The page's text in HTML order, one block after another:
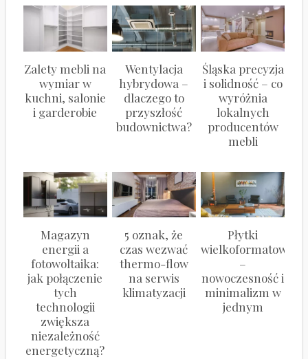
Zalety mebli na
wymiar w
kuchni, salonie
i garderobie
Wentylacja
hybrydowa –
dlaczego to
przyszłość
budownictwa?
Śląska precyzja
i solidność – co
wyróżnia
lokalnych
producentów
mebli
Magazyn
energii a
fotowoltaika:
jak połączenie
tych
technologii
zwiększa
niezależność
energetyczną?
5 oznak, że
czas wezwać
thermo-flow
na serwis
klimatyzacji
Płytki
wielkoformatowe
–
nowoczesność i
minimalizm w
jednym